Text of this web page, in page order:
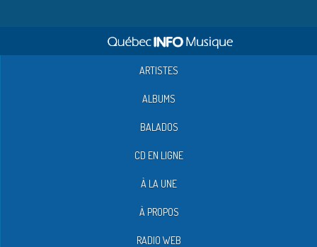
ARTISTES
ALBUMS
BALADOS
CD EN LIGNE
À LA UNE
À PROPOS
RADIO WEB